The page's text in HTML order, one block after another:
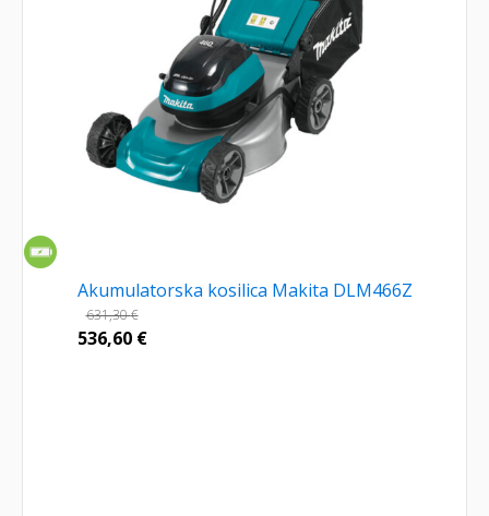
Akumulatorska kosilica Makita DLM466Z
631,30€
536,60 €